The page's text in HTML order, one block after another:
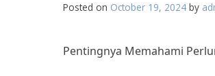
Posted on October 19, 2024 by
Pentingnya Memahami